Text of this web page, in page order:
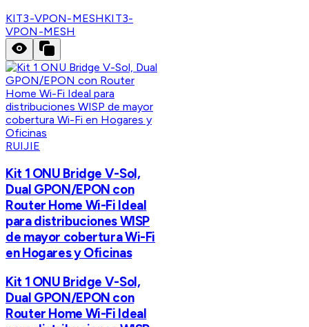
KIT3-VPON-MESHKIT3-
VPON-MESH
RUIJIE
Kit 1 ONU Bridge V-Sol,
Dual GPON/EPON con
Router Home Wi-Fi Ideal
para distribuciones WISP
de mayor cobertura Wi-Fi
en Hogares y Oficinas
Kit 1 ONU Bridge V-Sol,
Dual GPON/EPON con
Router Home Wi-Fi Ideal